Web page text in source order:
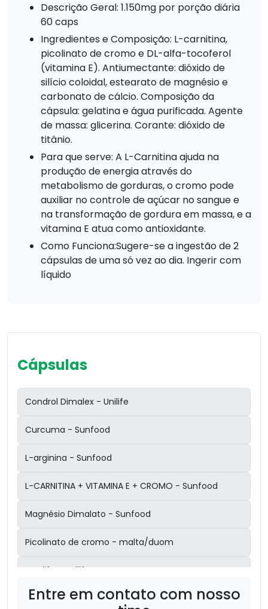
Descrição Geral: 1.150mg por porção diária
60 caps
Ingredientes e Composição: L-carnitina,
picolinato de cromo e DL-alfa-tocoferol
(vitamina E). Antiumectante: dióxido de
silício coloidal, estearato de magnésio e
carbonato de cálcio. Composição da
cápsula: gelatina e água purificada. Agente
de massa: glicerina. Corante: dióxido de
titânio.
Para que serve: A L-Carnitina ajuda na
produção de energia através do
metabolismo de gorduras, o cromo pode
auxiliar no controle de açúcar no sangue e
na transformação de gordura em massa, e a
vitamina E atua como antioxidante.
Como Funciona:Sugere-se a ingestão de 2
cápsulas de uma só vez ao dia. Ingerir com
líquido
Cápsulas
Condrol Dimalex - Unilife
Curcuma - Sunfood
L-arginina - Sunfood
L-CARNITINA + VITAMINA E + CROMO - Sunfood
Magnésio Dimalato - Sunfood
Picolinato de cromo - malta/duom
Proslife - unilife
Psylium - Sunfood
Entre em contato com nosso